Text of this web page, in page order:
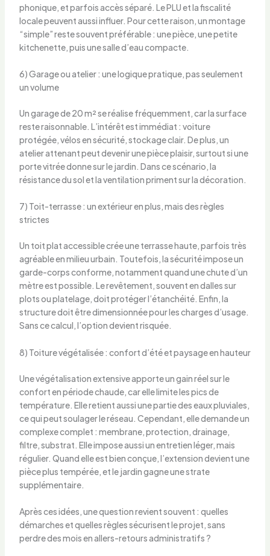
phonique, et parfois accès séparé. Le PLU et la fiscalité
locale peuvent aussi influer. Pour cette raison, un montage
“simple” reste souvent préférable : une pièce, une petite
kitchenette, puis une salle d’eau compacte.
6) Garage ou atelier : une logique pratique, pas seulement
un volume
Un garage de 20 m² se réalise fréquemment, car la surface
reste raisonnable. L’intérêt est immédiat : voiture
protégée, vélos en sécurité, stockage clair. De plus, un
atelier attenant peut devenir une pièce plaisir, surtout si une
porte vitrée donne sur le jardin. Dans ce scénario, la
résistance du sol et la ventilation priment sur la décoration.
7) Toit-terrasse : un extérieur en plus, mais des règles
strictes
Un toit plat accessible crée une terrasse haute, parfois très
agréable en milieu urbain. Toutefois, la sécurité impose un
garde-corps conforme, notamment quand une chute d’un
mètre est possible. Le revêtement, souvent en dalles sur
plots ou platelage, doit protéger l’étanchéité. Enfin, la
structure doit être dimensionnée pour les charges d’usage.
Sans ce calcul, l’option devient risquée.
8) Toiture végétalisée : confort d’été et paysage en hauteur
Une végétalisation extensive apporte un gain réel sur le
confort en période chaude, car elle limite les pics de
température. Elle retient aussi une partie des eaux pluviales,
ce qui peut soulager le réseau. Cependant, elle demande un
complexe complet : membrane, protection, drainage,
filtre, substrat. Elle impose aussi un entretien léger, mais
régulier. Quand elle est bien conçue, l’extension devient une
pièce plus tempérée, et le jardin gagne une strate
supplémentaire.
Après ces idées, une question revient souvent : quelles
démarches et quelles règles sécurisent le projet, sans
perdre des mois en allers-retours administratifs ?